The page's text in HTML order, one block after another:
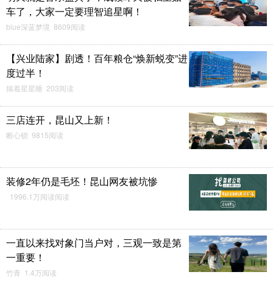
车了，大家一定要理智追星啊！
blue深蓝梦境 8609阅读
【兴业陆家】剧透！百年粮仓“焕新蜕变”进
度过半！
揣着星星睡 203阅读
三店连开，昆山又上新！
断心锁 9815阅读
装修2年仍是毛坯！昆山网友被坑惨
1996.1万阅读阅读
一直以来找对象门当户对，三观一致是第
一重要！
竹青 1.4万阅读